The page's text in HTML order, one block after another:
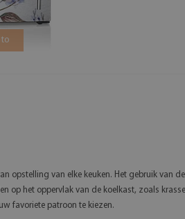
opstelling van elke keuken. Het gebruik
het oppervlak van de koelkast, zoals
favoriete patroon te kiezen.